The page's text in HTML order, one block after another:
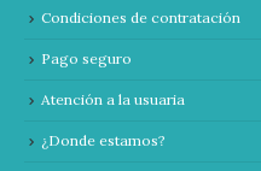
Condiciones de contratación
Pago seguro
Atención a la usuaria
¿Donde estamos?